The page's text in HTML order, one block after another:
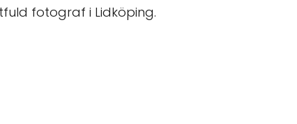
fotograf i Lidköping.